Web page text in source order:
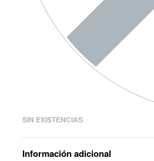
SIN EXISTENCIAS
Información adicional